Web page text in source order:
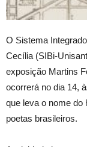
O Sistema
Cecília (SIBi-
exposição Martins
ocorrerá no dia 14,
que leva o nome do
poetas brasileiros.